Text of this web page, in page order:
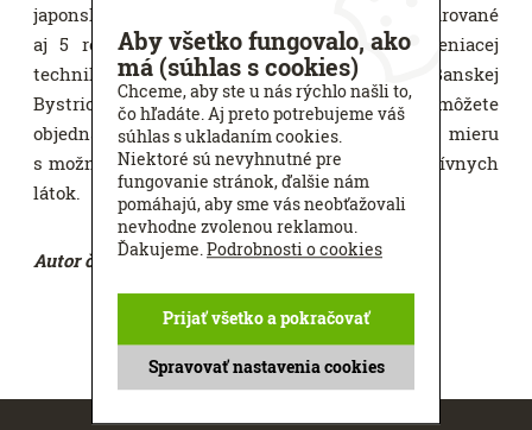
japonskej
sú deklarované
aj 5 ročnou záručnou dobou. V Štúdiách tieniacej
techniky K-system v Bratislave, Košiciach, Banskej
Bystrici, Nitre a v Žiari nad Hronom si môžete
objednať panelovú stenu s koľajnicou F1 na mieru
s možnosťou výberu viac ako 800 druhov atraktívnych
látok.
Autor článku:Andrea Kúdelová
Aby všetko fungovalo, ako
má (súhlas s cookies)
Chceme, aby ste u nás rýchlo našli to,
čo hľadáte. Aj preto potrebujeme váš
súhlas s ukladaním cookies.
Niektoré sú nevyhnutné pre
fungovanie stránok, ďalšie nám
pomáhajú, aby sme vás neobťažovali
nevhodne zvolenou reklamou.
Ďakujeme.Podrobnosti o cookies
Spravovať nastavenia cookies
Prijať všetko a pokračovať